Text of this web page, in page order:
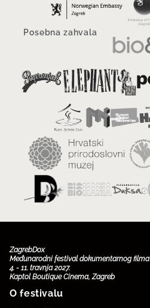
Posebna zahvala
ZagrebDox
Međunarodni festival dokumentarnog filma
4. - 11. travnja 2027.
Kaptol Boutique Cinema, Zagreb
O festivalu